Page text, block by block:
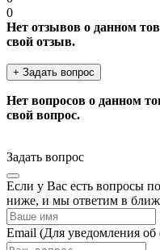
0
Нет отзывов о данном
свой отзыв.
+ Задать вопрос
Нет вопросов о данном
свой вопрос.
Задать вопрос
Если у Вас есть вопросы
ниже, и мы ответим в
Email (Для уведомления об